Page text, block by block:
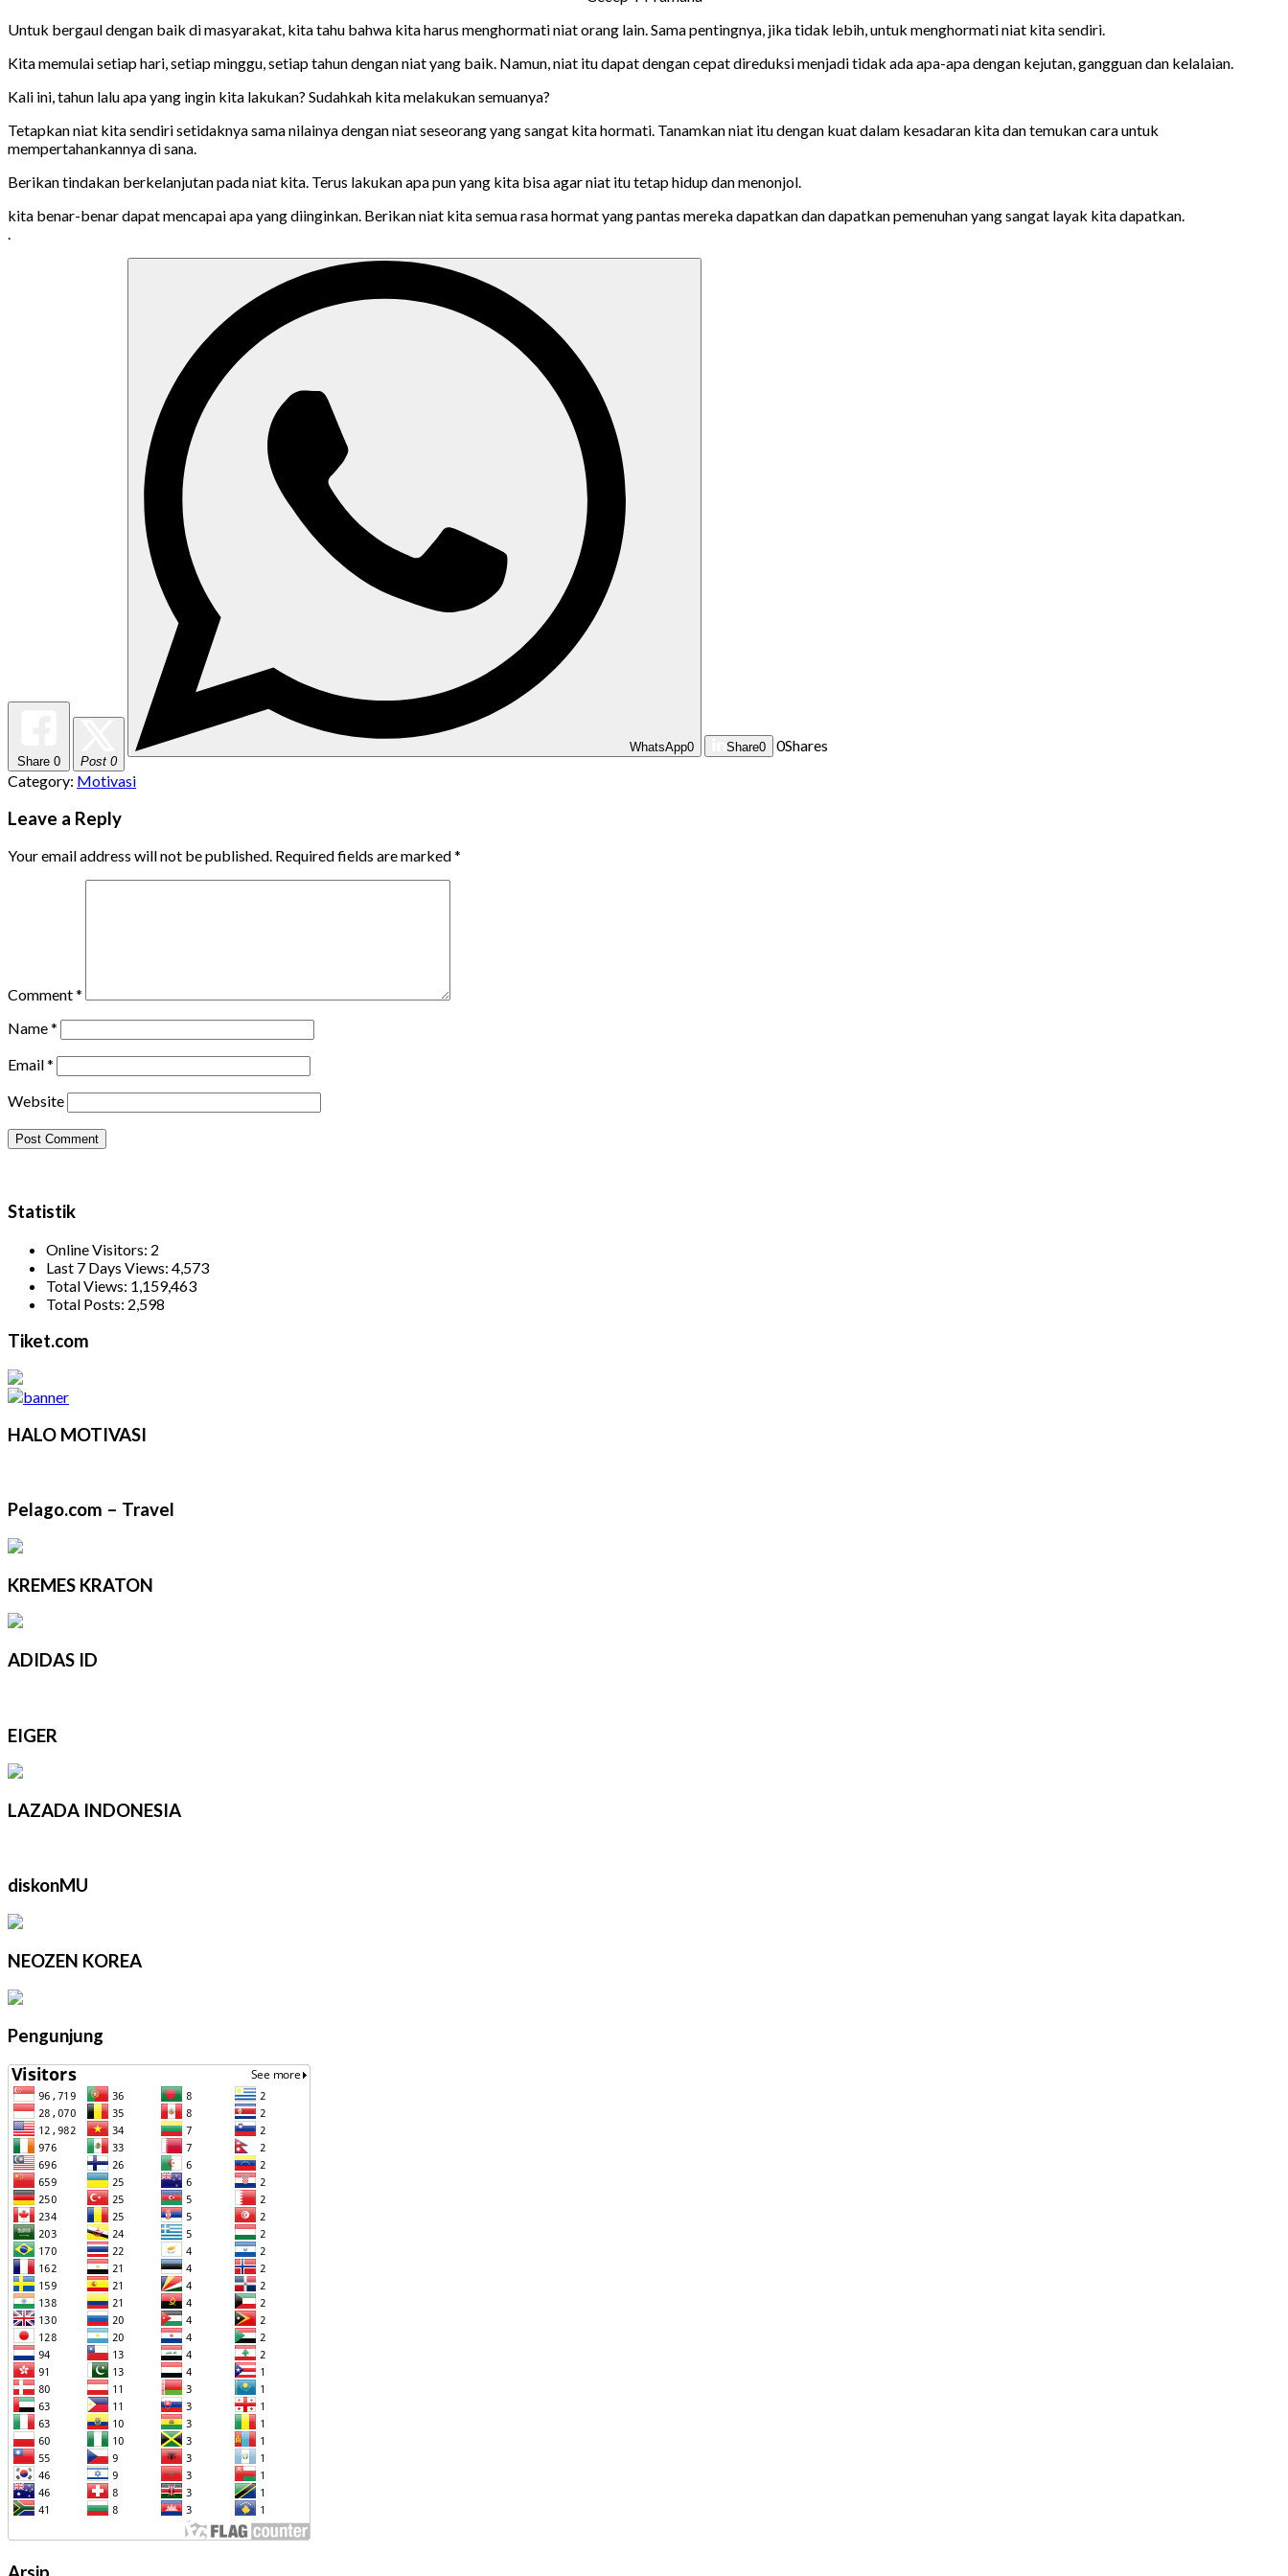
Untuk bergaul dengan baik di masyarakat, kita tahu bahwa kita harus menghormati niat orang lain. Sama pentingnya, jika tidak lebih, untuk menghormati niat kita sendiri.
Kita memulai setiap hari, setiap minggu, setiap tahun dengan niat yang baik. Namun, niat itu dapat dengan cepat direduksi menjadi tidak ada apa-apa dengan kejutan, gangguan dan kelalaian.
Kali ini, tahun lalu apa yang ingin kita lakukan? Sudahkah kita melakukan semuanya?
Tetapkan niat kita sendiri setidaknya sama nilainya dengan niat seseorang yang sangat kita hormati. Tanamkan niat itu dengan kuat dalam kesadaran kita dan temukan cara untuk
mempertahankannya di sana.
Berikan tindakan berkelanjutan pada niat kita. Terus lakukan apa pun yang kita bisa agar niat itu tetap hidup dan menonjol.
kita benar-benar dapat mencapai apa yang diinginkan. Berikan niat kita semua rasa hormat yang pantas mereka dapatkan dan dapatkan pemenuhan yang sangat layak kita dapatkan.
.
Share 0 Post 0
WhatsApp0 Share0 0Shares
Category: Motivasi
Leave a Reply
Your email address will not be published. Required fields are marked*
Comment*
Name*
Email*
Website
Statistik
Online Visitors: 2
Last 7 Days Views: 4,573
Total Views: 1,159,463
Total Posts: 2,598
Tiket.com
HALO MOTIVASI
Pelago.com – Travel
KREMES KRATON
ADIDAS ID
EIGER
LAZADA INDONESIA
diskonMU
NEOZEN KOREA
Pengunjung